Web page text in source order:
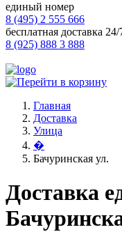
единый номер
8 (495) 2 555 666
бесплатная доставка 24/
8 (925) 888 3 888
Главная
Доставка
Улица
�
Бачуринская ул.
Доставка